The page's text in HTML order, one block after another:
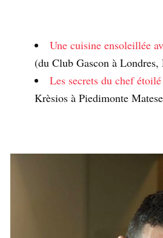
Une cuisine ensoleillée
(du Club Gascon à Londres,
Les secrets du chef
Krèsios à Piedimonte